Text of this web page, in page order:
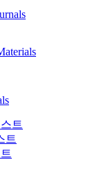
트
트